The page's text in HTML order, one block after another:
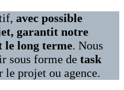
avec possible
garantit notre
le long terme. Nous
sous forme de task
projet ou agence.